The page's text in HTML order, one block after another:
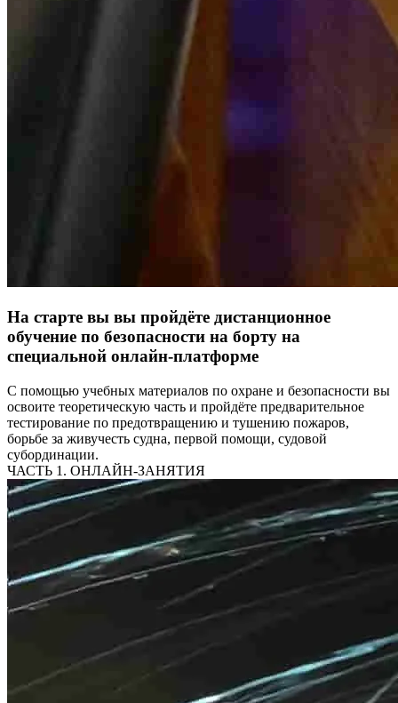
На старте вы вы пройдёте дистанционное
обучение по безопасности на борту на
специальной онлайн-платформе
С помощью учебных материалов по охране и безопасности вы
освоите теоретическую часть и пройдёте предварительное
тестирование по предотвращению и тушению пожаров,
борьбе за живучесть судна, первой помощи, судовой
субординации.
ЧАСТЬ 1. ОНЛАЙН-ЗАНЯТИЯ